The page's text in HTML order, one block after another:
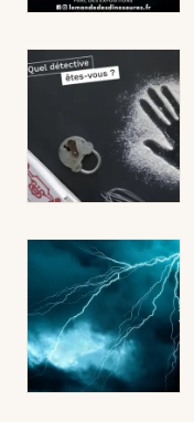
Concerts de
Concerts de
Newsletter des
Artistes en
Actus à La